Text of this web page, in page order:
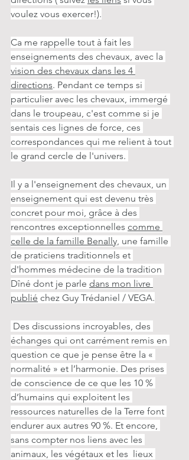
voulez vous exercer!).
Ca me rappelle tout à fait les
enseignements des chevaux, avec la
vision des chevaux dans les 4
directions. Pendant ce temps si
particulier avec les chevaux, immergé
dans le troupeau, c'est comme si je
sentais ces lignes de force, ces
correspondances qui me relient à tout
le grand cercle de l'univers.
Il y a l'enseignement des chevaux, un
enseignement qui est devenu très
concret pour moi, grâce à des
rencontres exceptionnelles comme
celle de la famille Benally, une famille
de praticiens traditionnels et
d'hommes médecine de la tradition
Dîné dont je parle dans mon livre
publié chez Guy Trédaniel / VEGA.
échanges qui ont carrément remis en
question ce que je pense être la «
normalité » et l’harmonie. Des prises
de conscience de ce que les 10 %
d’humains qui exploitent les
ressources naturelles de la Terre font
endurer aux autres 90 %. Et encore,
sans compter nos liens avec les
animaux, les végétaux et les  lieux